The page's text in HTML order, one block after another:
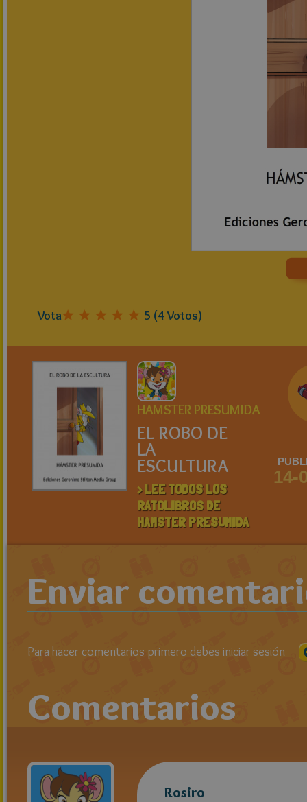
Vota 5 (4Votos)
HAMSTER PRESUMIDA
EL ROBO DE
LA
ESCULTURA
> LEE TODOS LOS
RATOLIBROS DE
HAMSTER PRESUMIDA
14-
Enviar
Para hacer comentarios primero debes iniciar sesión
Comentarios
Rosiro